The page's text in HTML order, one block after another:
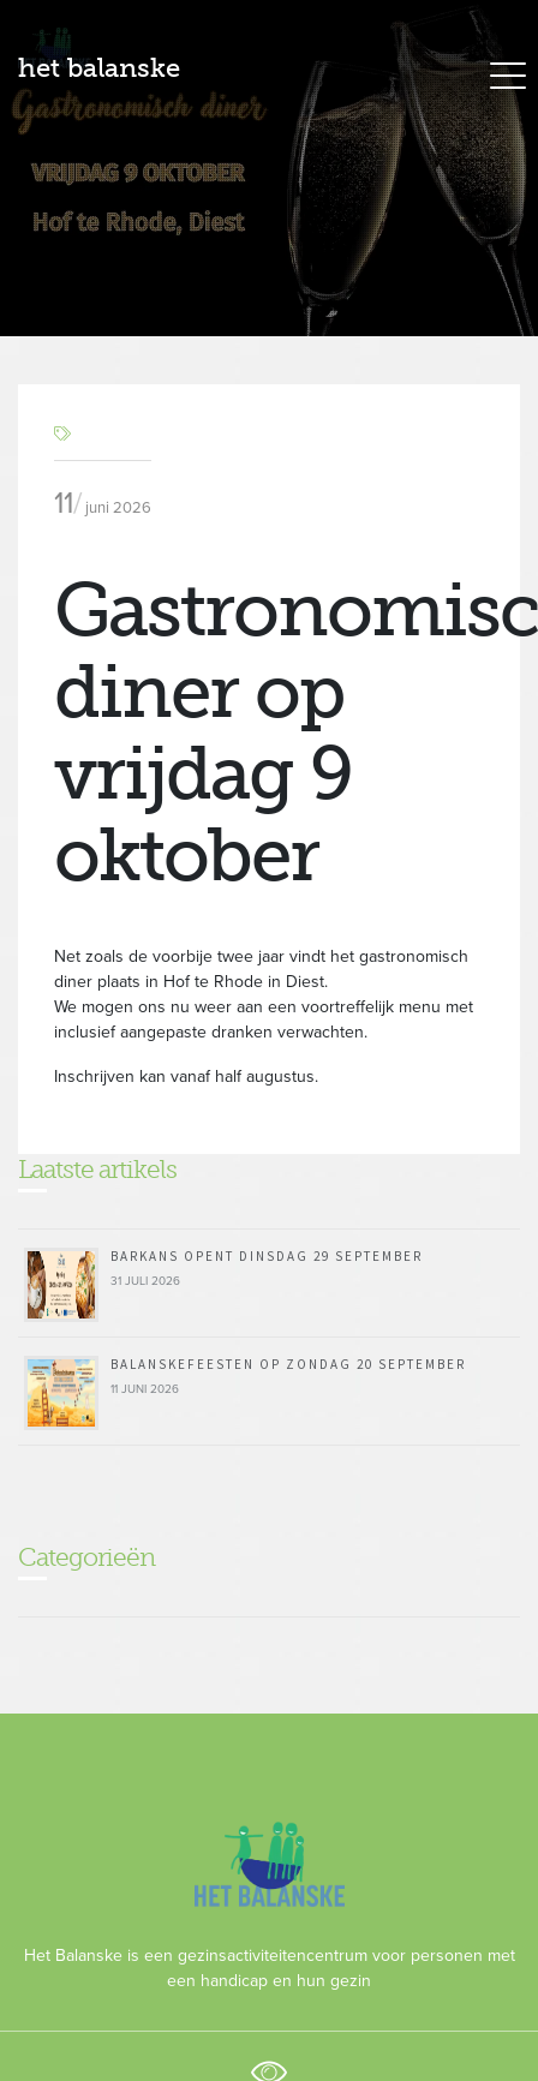
het balanske
11 juni 2026
diner op
vrijdag 9
oktober
Net zoals de voorbije twee jaar vindt het gastronomisch
diner plaats in Hof te Rhode in Diest.
We mogen ons nu weer aan een voortreffelijk menu met
inclusief aangepaste dranken verwachten.
Inschrijven kan vanaf half augustus.
Laatste artikels
BARKANS OPENT DINSDAG 29 SEPTEMBER
31 JULI 2026
BALANSKEFEESTEN OP ZONDAG 20 SEPTEMBER
11 JUNI 2026
Categorieën
Het Balanske is een gezinsactiviteitencentrum voor personen met
een handicap en hun gezin